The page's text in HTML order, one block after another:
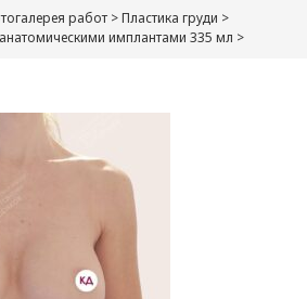
работ >Пластика груди >
имплантами 335 мл >